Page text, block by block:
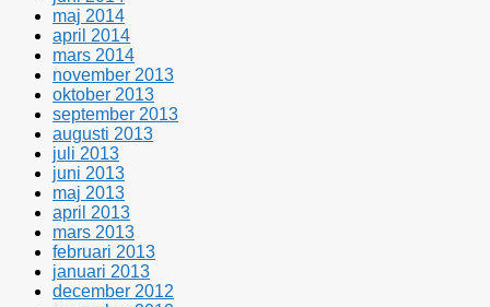
maj 2014
april 2014
mars 2014
november 2013
oktober 2013
september 2013
augusti 2013
juli 2013
juni 2013
maj 2013
april 2013
mars 2013
februari 2013
januari 2013
december 2012